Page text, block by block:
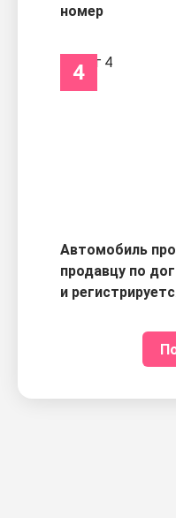
номер
4
Автомобиль
продавцу по
и